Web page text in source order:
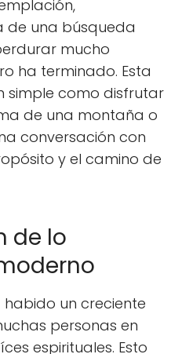
de una búsqueda
mucho
ha terminado. Esta
simple como disfrutar
de una montaña o
conversación con
y el camino de
de lo
habido un creciente
personas en
espirituales. Esto